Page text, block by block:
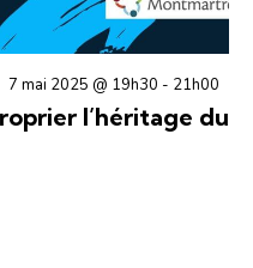
7 mai 2025 @ 19h30 - 21h00
l’héritage du